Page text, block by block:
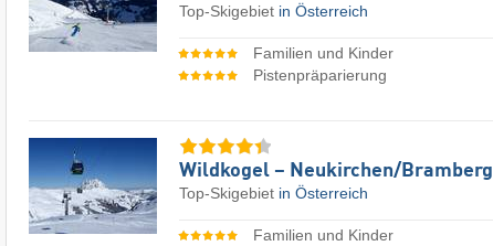
Top-Skigebiet in Österreich
Familien und Kinder
Pistenpräparierung
Wildkogel – Neukirchen/​Bramberg
Top-Skigebiet in Österreich
Familien und Kinder